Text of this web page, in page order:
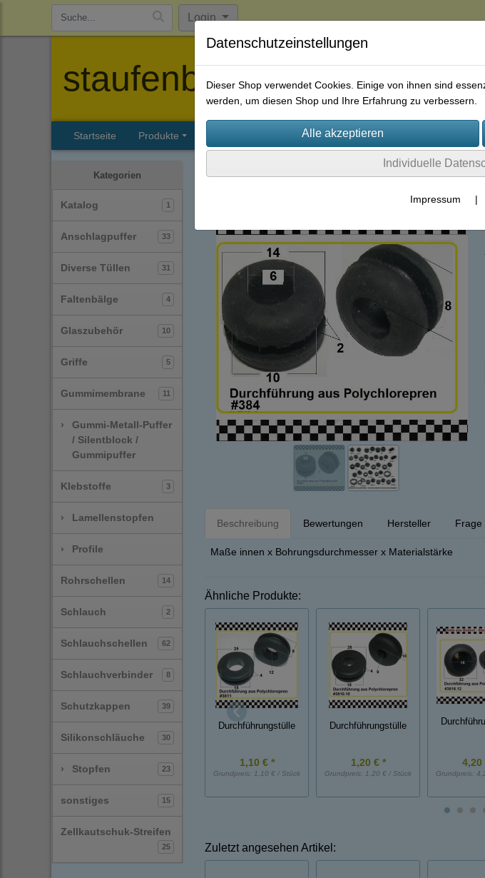
Login
staufenbiel-berlin
Startseite Produkte Firmenhistorie AGB
Kategorien
Katalog 1
Anschlagpuffer 33
Diverse Tüllen 31
Faltenbälge 4
Glaszubehör 10
Griffe 5
Gummimembrane 11
›
Gummi-Metall-Puffer
/ Silentblock /
Gummipuffer
Klebstoffe 3
› Lamellenstopfen
› Profile
Rohrschellen 14
Schlauch 2
Schlauchschellen 62
Schlauchverbinder 8
Schutzkappen 39
Silikonschläuche 30
› Stopfen 23
sonstiges 15
Zellkautschuk-Streifen
25
Beschreibung Bewertungen Hersteller Frage
Maße innen x Bohrungsdurchmesser x Materialstärke
Ähnliche Produkte:
Durchführungstülle
1,10 € *
Grundpreis: 1,10 € / Stück
Durchführungstülle
1,20 € *
Grundpreis: 1,20 € / Stück
4,20
Grundpreis:
Zuletzt angesehen Artikel:
Datenschutzeinstellungen
Dieser Shop verwendet Cookies. Einige von ihnen sind
werden, um diesen Shop und Ihre Erfahrung zu verbessern.
Individuelle
Impressum |